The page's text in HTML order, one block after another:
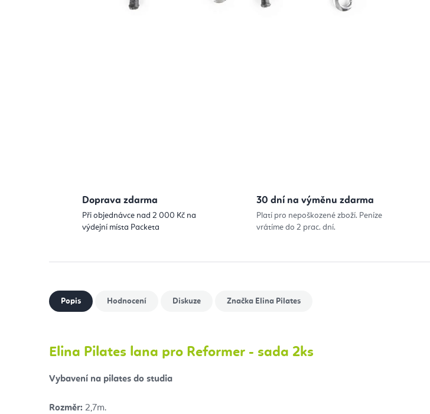
Doprava zdarma
Při objednávce nad 2 000 Kč na
výdejní místa Packeta
30 dní na výměnu zdarma
Platí pro nepoškozené zboží. Peníze
vrátíme do 2 prac. dní.
Popis Hodnocení Diskuze Značka Elina Pilates
Elina Pilates lana pro Reformer - sada 2ks
Vybavení na pilates do studia
Rozměr: 2,7m.